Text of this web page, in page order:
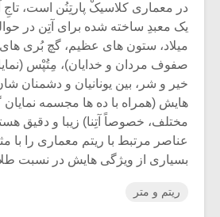
در معماری کلاسیکْ پارتِنُن است، تاجِ
میلاد، ستون های عظیم، گچ بُری های
صفوف مردان و خدایان)، مِتُپْس
خیر و شر، بین یونانیان و
هایش (همراه با ده ها مجسمه نمایان
مختلف، خصوصاً آتِنا) زیبا و دقیق
عناصر مرتبط با ریتم معماری را با
بسیاری از ویژگی هایش در نسبت
ریتم و متر